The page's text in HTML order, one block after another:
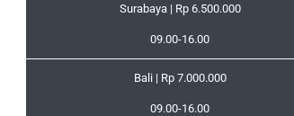
Surabaya | Rp 6.500.000
09.00-16.00
Bali | Rp 7.000.000
09.00-16.00